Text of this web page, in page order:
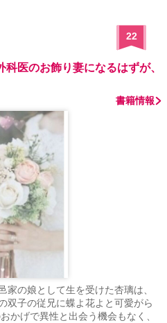
22
医のお飾り妻になるはずが、
書籍情報
の娘として生を受けた杏璃は、
双子の従兄に蝶よ花よと可愛がら
かげで異性と出会う機会もなく、